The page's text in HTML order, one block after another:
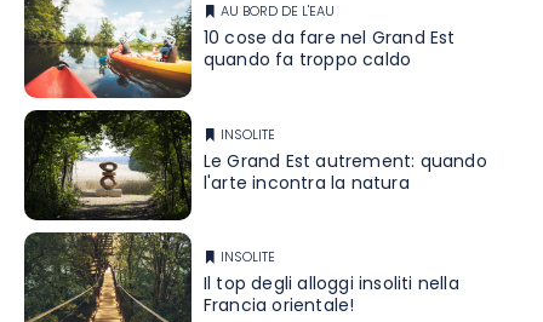
AU BORD DE L'EAU
10 cose da fare nel Grand Est
quando fa troppo caldo
INSOLITE
Le Grand Est autrement: quando
l'arte incontra la natura
INSOLITE
Il top degli alloggi insoliti nella
Francia orientale!